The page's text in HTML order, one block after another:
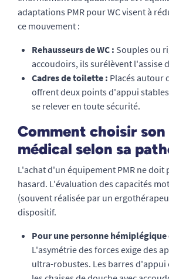
adaptations PMR pour WC visent à
ce mouvement :
Rehausseurs de WC : Souples ou
accoudoirs, ils surélèvent l'assise
Cadres de toilette : Placés autour
offrent deux points d'appui
se relever en toute sécurité.
Comment choisir
médical selon sa
L'achat d'un équipement PMR ne doit
hasard. L'évaluation des capacités
(souvent réalisée par un
dispositif.
Pour une personne hémiplégique
L'asymétrie des forces exige des
ultra-robustes. Les barres d'appui